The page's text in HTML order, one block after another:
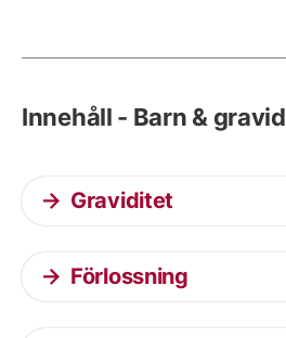
Innehåll - Barn & gravid
Graviditet
Förlossning